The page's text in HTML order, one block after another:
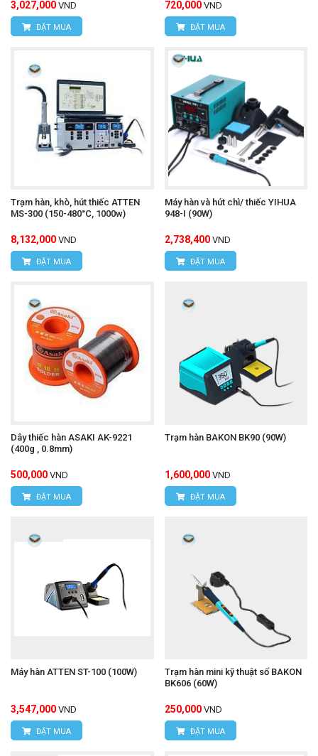
3,027,000 VND
ĐẶT MUA
720,000 VND
ĐẶT MUA
Trạm hàn, khò, hút thiếc ATTEN
MS-300 (150-480°C, 1000w)
8,132,000 VND
ĐẶT MUA
Máy hàn và hút chì/ thiếc YIHUA
948-I (90W)
2,738,400 VND
ĐẶT MUA
Dây thiếc hàn ASAKI AK-9221
(400g , 0.8mm)
500,000 VND
ĐẶT MUA
Trạm hàn BAKON BK90 (90W)
1,600,000 VND
ĐẶT MUA
Máy hàn ATTEN ST-100 (100W)
3,547,000 VND
ĐẶT MUA
Trạm hàn mini kỹ thuật số BAKON
BK606 (60W)
250,000 VND
ĐẶT MUA